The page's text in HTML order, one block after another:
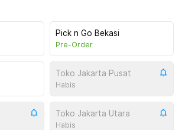
Pick n Go Bekasi
Pre-Order
Toko Jakarta Pusat
Habis
Toko Jakarta Utara
Habis